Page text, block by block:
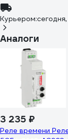
Курьером:сегодня,
Аналоги
3 235 ₽
Реле времени